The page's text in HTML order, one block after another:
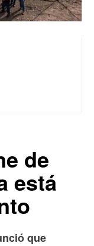
de
está
que